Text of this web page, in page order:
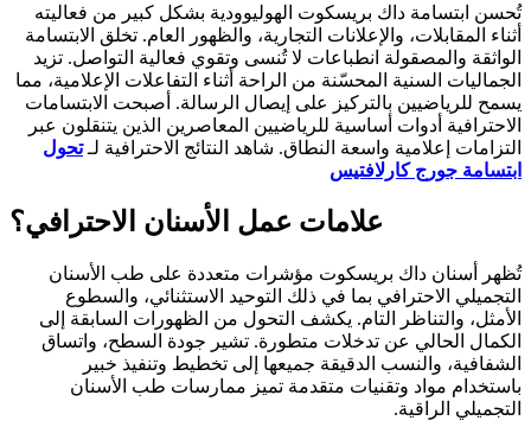
تُحسن ابتسامة داك بريسكوت الهوليوودية بشكل كبير من فعاليته
أثناء المقابلات، والإعلانات التجارية، والظهور العام. تخلق الابتسامة
الواثقة والمصقولة انطباعات لا تُنسى وتقوي فعالية التواصل. تزيد
الجماليات السنية المحسّنة من الراحة أثناء التفاعلات الإعلامية، مما
يسمح للرياضيين بالتركيز على إيصال الرسالة. أصبحت الابتسامات
الاحترافية أدوات أساسية للرياضيين المعاصرين الذين يتنقلون عبر
التزامات إعلامية واسعة النطاق. شاهد النتائج الاحترافية لـتحول
ابتسامة جورج كارلافتيس
علامات عمل الأسنان الاحترافي؟
تُظهر أسنان داك بريسكوت مؤشرات متعددة على طب الأسنان
التجميلي الاحترافي بما في ذلك التوحيد الاستثنائي، والسطوع
الأمثل، والتناظر التام. يكشف التحول من الظهورات السابقة إلى
الكمال الحالي عن تدخلات متطورة. تشير جودة السطح، واتساق
الشفافية، والنسب الدقيقة جميعها إلى تخطيط وتنفيذ خبير
باستخدام مواد وتقنيات متقدمة تميز ممارسات طب الأسنان
التجميلي الراقية.